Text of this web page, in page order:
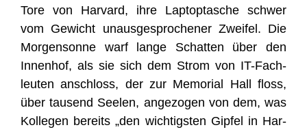
Tore von Har­vard, ihre Lap­top­ta­sche schwer
vom Gewicht unaus­ge­spro­che­ner Zwei­fel. Die
Mor­gen­son­ne warf lan­ge Schat­ten über den
Innen­hof, als sie sich dem Strom von IT-Fach­
leu­ten anschloss, der zur Memo­ri­al Hall floss,
über tau­send See­len, ange­zo­gen von dem, was
Kol­le­gen bereits „den wich­tigs­ten Gip­fel in Har­